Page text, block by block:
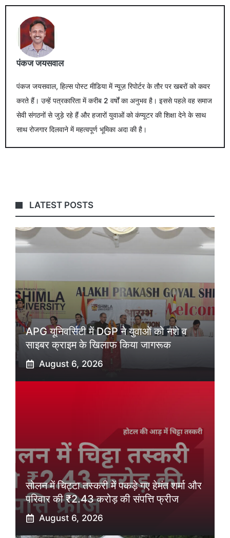
पंकज जयसवाल
पंकज जयसवाल, हिल्स पोस्ट मीडिया में न्यूज़ रिपोर्टर के तौर पर खबरों को कवर
करते हैं। उन्हें पत्रकारिता में करीब 2 वर्षों का अनुभव है। इससे पहले वह समाज
सेवी संगठनों से जुड़े रहे हैं और हजारों युवाओं को कंप्यूटर की शिक्षा देने के साथ
साथ रोजगार दिलवाने में महत्वपूर्ण भूमिका अदा की है।
LATEST POSTS
APG यूनिवर्सिटी में DGP ने युवाओं को नशे व
साइबर क्राइम के खिलाफ किया जागरूक
August 6, 2026
सोलन में चिट्टा तस्करी में पकड़े गए हेमंत शर्मा और
परिवार की ₹2.43 करोड़ की संपत्ति फ्रीज
August 6, 2026